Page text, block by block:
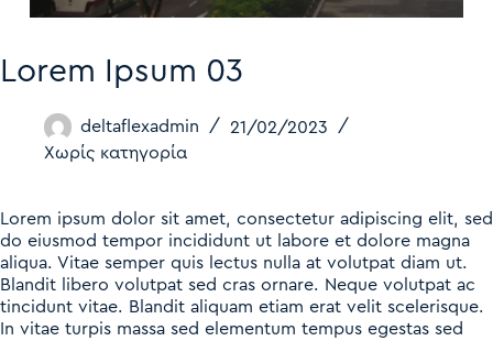
Lorem Ipsum 03
deltaflexadmin
21/02/2023
Χωρίς κατηγορία
Lorem ipsum dolor sit amet, consectetur adipiscing elit, sed
do eiusmod tempor incididunt ut labore et dolore magna
aliqua. Vitae semper quis lectus nulla at volutpat diam ut.
Blandit libero volutpat sed cras ornare. Neque volutpat ac
tincidunt vitae. Blandit aliquam etiam erat velit scelerisque.
In vitae turpis massa sed elementum tempus egestas sed